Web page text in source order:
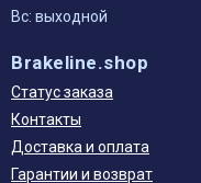
Вс: выходной
Brakeline.shop
Статус заказа
Контакты
Доставка и оплата
Гарантии и возврат